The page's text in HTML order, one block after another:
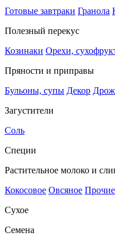
Готовые завтраки Гранола
Полезный перекус
Козинаки Орехи,
Пряности и приправы
Бульоны, супы Декор
Загустители
Соль
Специи
Растительное молоко и
Кокосовое Овсяное Прочие
Сухое
Семена